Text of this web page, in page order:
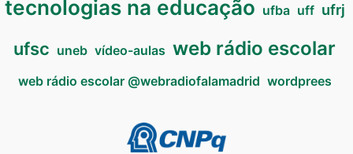
tecnologias na educação ufba uff ufrj
ufsc uneb vídeo-aulas web rádio escolar
web rádio escolar @webradiofalamadrid wordprees